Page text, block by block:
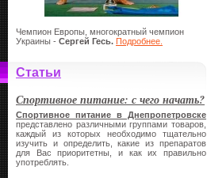
Чемпион Европы, многократный чемпион
Украины - Сергей Гесь. Подробнее.
Статьи
Спортивное питание: с чего начать?
Спортивное питание в Днепропетровске
представлено различными группами товаров,
каждый из которых необходимо тщательно
изучить и определить, какие из препаратов
для Вас приоритетны, и как их правильно
употреблять.